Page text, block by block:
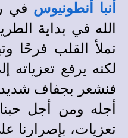
أنبا أنطونيوس في
الله في بداية
تملأ القلب فرحًا
لكنه يرفع تعزياته
فنشعر بجفاف
أجله ومن أجل
تعزيات، بإصرارنا